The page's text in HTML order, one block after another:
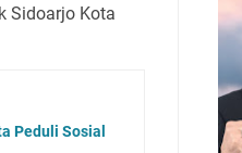
Sidoarjo Kota
Peduli Sosial